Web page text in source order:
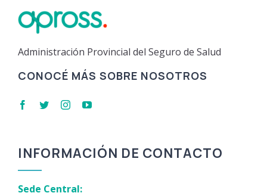
Administración Provincial del Seguro de Salud
CONOCÉ MÁS SOBRE NOSOTROS
INFORMACIÓN DE CONTACTO
Sede Central: